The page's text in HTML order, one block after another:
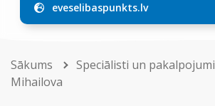
eveselibaspunkts.lv
Sākums Speciālisti un pakalpojumi
Mihailova